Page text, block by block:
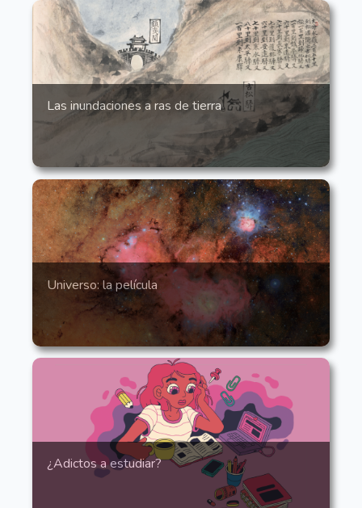
Las inundaciones a ras de tierra
Universo: la película
¿Adictos a estudiar?